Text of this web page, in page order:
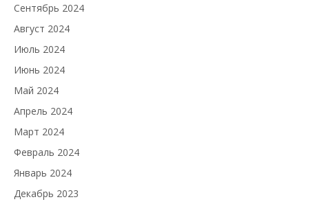
Сентябрь 2024
Август 2024
Июль 2024
Июнь 2024
Май 2024
Апрель 2024
Март 2024
Февраль 2024
Январь 2024
Декабрь 2023